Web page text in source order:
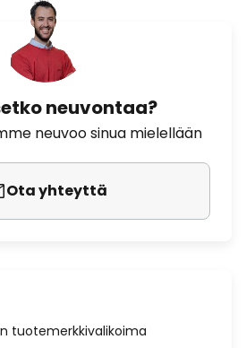
neuvontaa?
neuvoo sinua mielellään
Ota yhteyttä
tuotemerkkivalikoima